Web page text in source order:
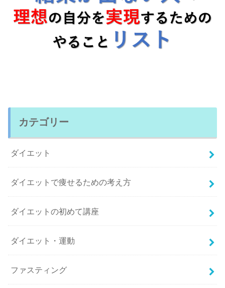
カテゴリー
ダイエット
ダイエットで痩せるための考え方
ダイエットの初めて講座
ダイエット・運動
ファスティング